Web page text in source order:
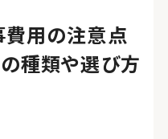
費用の注意点
種類や選び方